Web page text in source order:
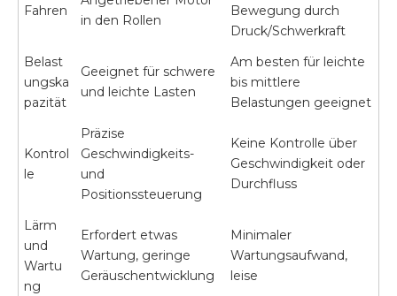
Fahren
in den Rollen
Bewegung durch
Druck/Schwerkraft
Belast
ungska
pazität
Geeignet für schwere
und leichte Lasten
Am besten für leichte
bis mittlere
Belastungen geeignet
Kontrol
le
Präzise
Geschwindigkeits-
und
Positionssteuerung
Keine Kontrolle über
Geschwindigkeit oder
Durchfluss
Lärm
und
Wartu
ng
Erfordert etwas
Wartung, geringe
Geräuschentwicklung
Minimaler
Wartungsaufwand,
leise